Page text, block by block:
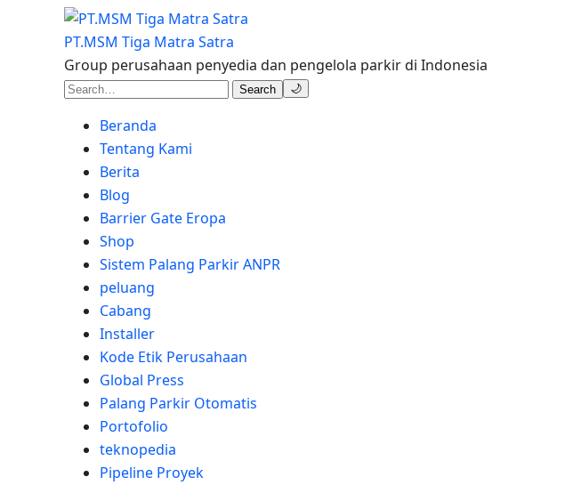
PT.MSM Tiga Matra Satra
Group perusahaan penyedia dan pengelola parkir di Indonesia
Search 🌙
Beranda
Tentang Kami
Berita
Blog
Barrier Gate Eropa
Shop
Sistem Palang Parkir ANPR
peluang
Cabang
Installer
Kode Etik Perusahaan
Global Press
Palang Parkir Otomatis
Portofolio
teknopedia
Pipeline Proyek